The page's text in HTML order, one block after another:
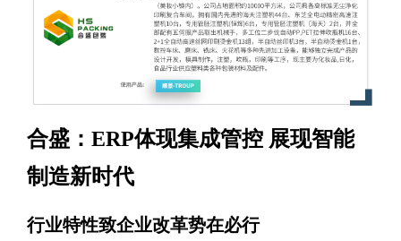
合盛：ERP体现集成管控 展现智能
制造新时代
行业特性致企业改革势在必行